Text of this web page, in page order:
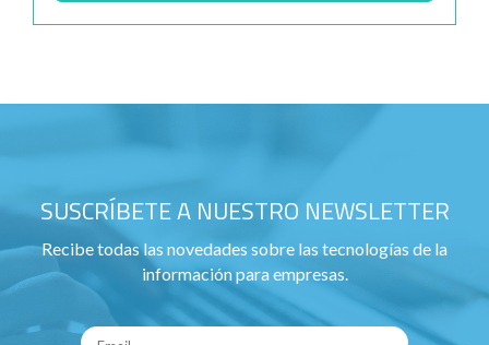
SUSCRÍBETE A NUESTRO NEWSLETTER
Recibe todas las novedades sobre las tecnologías de la
información para empresas.